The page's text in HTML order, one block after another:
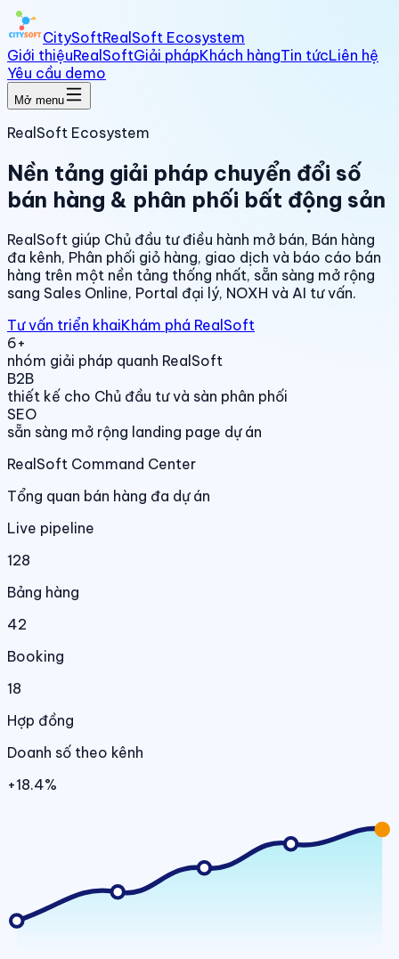
CitySoftRealSoft Ecosystem
Giới thiệuRealSoftGiải phápKhách hàngTin tứcLiên hệ
Yêu cầu demo
Mở menu
RealSoft Ecosystem
Nền tảng giải pháp chuyển đổi số
bán hàng & phân phối bất động sản
RealSoft giúp Chủ đầu tư điều hành mở bán, Bán hàng
đa kênh, Phân phối giỏ hàng, giao dịch và báo cáo bán
hàng trên một nền tảng thống nhất, sẵn sàng mở rộng
sang Sales Online, Portal đại lý, NOXH và AI tư vấn.
Tư vấn triển khaiKhám phá RealSoft
6+
nhóm giải pháp quanh RealSoft
B2B
thiết kế cho Chủ đầu tư và sàn phân phối
SEO
sẵn sàng mở rộng landing page dự án
RealSoft Command Center
Tổng quan bán hàng đa dự án
Live pipeline
128
Bảng hàng
42
Booking
18
Hợp đồng
Doanh số theo kênh
+18.4%